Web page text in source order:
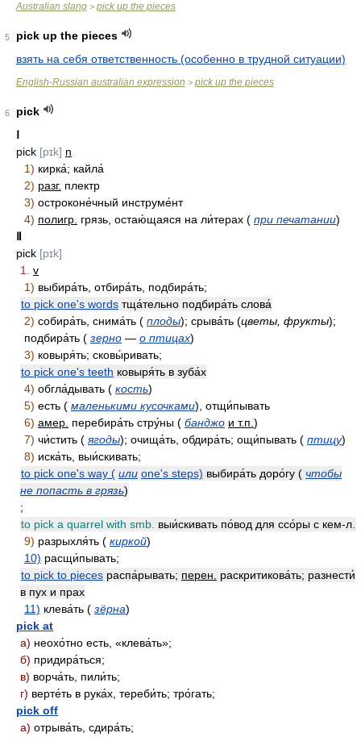
Australian slang > pick up the pieces
5
pick up the pieces
взять на себя ответственность (особенно в трудной ситуации)
English-Russian australian expression > pick up the pieces
6
pick
Ⅰ
pick [pɪk] n
1) кирка́; кайла́
2) разг. плектр
3) остроконе́чный инструме́нт
4) полигр. грязь, остаю́щаяся на ли́терах ( при печатании)
Ⅱ
pick [pɪk]
1.
v
1) выбира́ть, отбира́ть, подбира́ть;
to pick one's words тща́тельно подбира́ть слова́
2) собира́ть, снима́ть ( плоды); срыва́ть (цветы, фрукты);
подбира́ть ( зерно — о птицах)
3) ковыря́ть; сковы́ривать;
to pick one's teeth ковыря́ть в зуба́х
4) обгла́дывать ( кость)
5) есть ( маленькими кусочками), отщи́пывать
6) амер. перебира́ть стру́ны ( банджо и т.п. )
7) чи́стить ( ягоды); очища́ть, обдира́ть; ощи́пывать ( птицу)
8) иска́ть, выи́скивать;
to pick one's way ( или one's steps) выбира́ть доро́гу ( чтобы
не попасть в грязь)
;
to pick a quarrel with smb. выи́скивать по́вод для ссо́ры с кем-л.
9) разрыхля́ть ( киркой)
10) расщи́пывать;
to pick to pieces распа́рывать; перен.
раскритикова́ть; разнести́
в пух и прах
11) клева́ть ( зёрна)
pick at
а) неохо́тно есть, «клева́ть»;
б) придира́ться;
в) ворча́ть, пили́ть;
г) верте́ть в рука́х, тереби́ть; тро́гать;
pick off
а) отрыва́ть, сдира́ть;